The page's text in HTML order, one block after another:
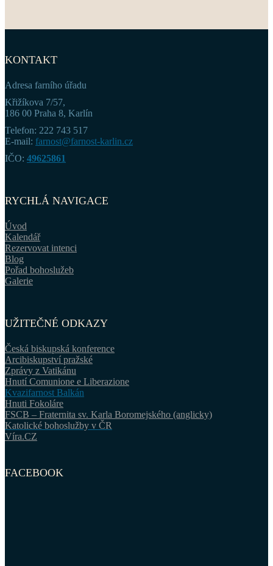
KONTAKT
Adresa farního úřadu
Křižíkova 7/57,
186 00 Praha 8, Karlín
Telefon: 222 743 517
E-mail: farnost@farnost-karlin.cz
IČO: 49625861
RYCHLÁ NAVIGACE
Úvod
Kalendář
Rezervovat intenci
Blog
Pořad bohoslužeb
Galerie
UŽITEČNÉ ODKAZY
Česká biskupská konference
Arcibiskupství pražské
Zprávy z Vatikánu
Hnutí Comunione e Liberazione
Kvazifarnost Balkán
Hnuti Fokoláre
FSCB – Fraternita sv. Karla Boromejského (anglicky)
Katolické bohoslužby v ČR
Víra.CZ
FACEBOOK